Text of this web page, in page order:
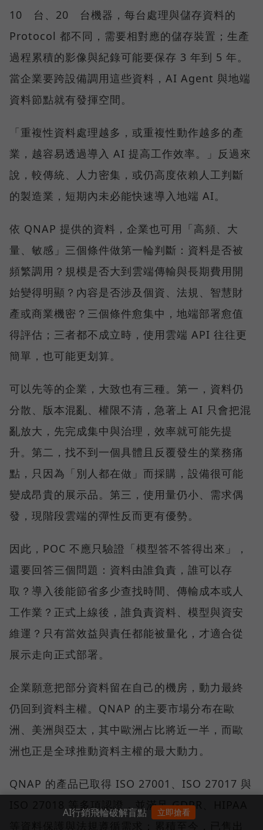
10 台、20 台機器，每台處理與儲存資料的
Protocol 都不同，需要相對應的儲存裝置；生產
過程累積的影像與紀錄可能要保存 3 年到 5 年。
當企業要跨設備調用這些資料，AI Agent 與地端
資料節點就有發揮空間。
「重複性資料處理越多，或重複性動作越多的產
業，越容易透過導入 AI 提高工作效率。」反過來
說，較傳統、人力密集，或仍高度依賴人工判斷
的製造業，短期內未必能快速導入地端 AI。
依 QNAP 提供的資料，企業也可用「高頻、大
量、敏感」三個條件做第一輪判斷：資料是否被
頻繁調用？規模是否大到雲端傳輸與長期費用開
始變得明顯？內容是否涉及個資、法規、智慧財
產或商業機密？三個條件愈集中，地端部署愈值
得評估；三者都不成立時，使用雲端 API 往往更
簡單，也可能更划算。
可以先等的企業，大致也有三種。第一，資料仍
分散、版本混亂、權限不清，急著上 AI 只會把混
亂放大，先完成集中與治理，效率就可能先提
升。第二，找不到一個具體且反覆發生的業務痛
點，只因為「別人都在做」而採購，設備很可能
變成昂貴的展示品。第三，使用量仍小、需求偶
發，現階段雲端的彈性反而更有優勢。
因此，POC 不應只驗證「模型答不答得出來」，
還要回答三個問題：資料由誰負責，誰可以存
取？導入後能節省多少查找時間、傳輸成本或人
工作業？正式上線後，誰負責資料、模型與資安
維運？只有當效益與責任都能被量化，才適合從
展示走向正式部署。
企業願意把部分資料留在自己的機房，動力最終
仍回到資料主權。QNAP 的主要市場分布在歐
洲、美洲與亞太，其中歐洲占比將近一半，而歐
洲也正是全球推動資料主權的最大動力。
QNAP 的產品已取得 ISO 27001、ISO 27017 與
ISO 27018 等多項認證，並滿足 GDPR、HIPAA
AI行銷飛輪破解盲點 立即搶看